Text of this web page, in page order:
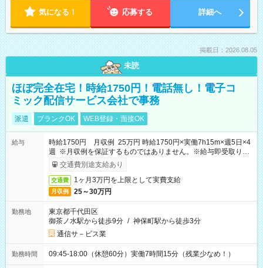
気になる！ 応募する 詳細へ
掲載日：2026.08.05
未読
ほぼ完全在宅！時給1750円！電話無し！電子コ
ミック配信サービス会社で事務
派遣 ブランクOK WEB登録・面接OK
給与
時給1750円 月収例 25万円 時給1750円×実働7h15m×週5日×4
週 ※月収例を保証するものではありません。※給与即受取りサ
ービス利用可（利用条件有）
交通費別途支給あり
交通費 1ヶ月3万円を上限として実費支給
月収例 25～30万円
勤務地
東京都千代田区
御茶ノ水駅から徒歩9分 / 神保町駅から徒歩3分
通信サ－ビス業
勤務時間 09:45-18:00（休憩60分）実働7時間15分（残業少なめ！）